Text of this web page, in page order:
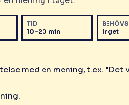
TID
10–20 min
BEHÖVS
Inget
med en mening, t.ex. "Det